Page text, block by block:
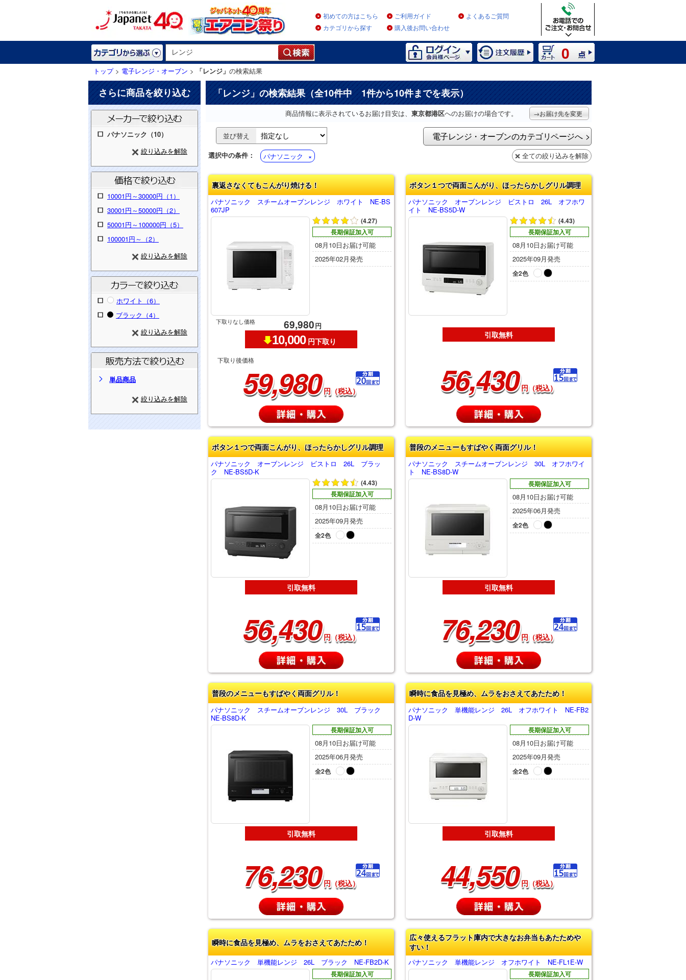
初めての方はこちら ご利用ガイド
よくあるご質問
カテゴリから探す
購入後お問い合わせ
0
トップ> 電子レンジ・オーブン > 「レンジ」 の検索結果
さらに商品を絞り込む
パナソニック（10）
絞り込みを解除
10001円～30000円（1）
30001円～50000円（2）
50001円～100000円（5）
100001円～（2）
絞り込みを解除
ホワイト（6）
ブラック（4）
絞り込みを解除
単品商品
絞り込みを解除
「レンジ 」の検索結果（全10件中 1件から10件までを表示）
商品情報に表示されているお届け目安は、 東京都港区へのお届けの場合です。 →お届け先を変更
並び替え 電子レンジ・オーブンのカテゴリページへ
選択中の条件： パナソニック 全ての絞り込みを解除
裏返さなくてもこんがり焼ける！
パナソニック スチームオーブンレンジ ホワイト NE-BS
607JP
(4.27)
長期保証加入可
08月10日お届け可能
2025年02月発売
下取りなし価格 69,980円
10,000 円下取り
下取り後価格
59,980 円（税込）
ボタン１つで両面こんがり、ほったらかしグリル調理
パナソニック オーブンレンジ ビストロ 26L オフホワ
イト NE-BS5D-W
(4.43)
長期保証加入可
08月10日お届け可能
2025年09月発売
全2色
引取無料
56,430 円（税込）
ボタン１つで両面こんがり、ほったらかしグリル調理
パナソニック オーブンレンジ ビストロ 26L ブラッ
ク NE-BS5D-K
(4.43)
長期保証加入可
08月10日お届け可能
2025年09月発売
全2色
引取無料
56,430 円（税込）
普段のメニューもすばやく両面グリル！
パナソニック スチームオーブンレンジ 30L オフホワイ
ト NE-BS8D-W
長期保証加入可
08月10日お届け可能
2025年06月発売
全2色
引取無料
76,230 円（税込）
普段のメニューもすばやく両面グリル！
パナソニック スチームオーブンレンジ 30L ブラック
NE-BS8D-K
長期保証加入可
08月10日お届け可能
2025年06月発売
全2色
引取無料
76,230 円（税込）
瞬時に食品を見極め、ムラをおさえてあたため！
パナソニック 単機能レンジ 26L オフホワイト NE-FB2
D-W
長期保証加入可
08月10日お届け可能
2025年09月発売
全2色
引取無料
44,550 円（税込）
瞬時に食品を見極め、ムラをおさえてあたため！
パナソニック 単機能レンジ 26L ブラック NE-FB2D-K
長期保証加入可
広々使えるフラット庫内で大きなお弁当もあたためや
すい！
パナソニック 単機能レンジ オフホワイト NE-FL1E-W
長期保証加入可